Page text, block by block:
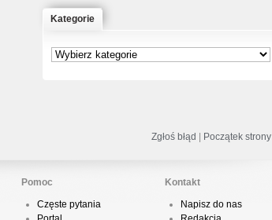
Prod. Chubeats, Scratch:…
KrisBo - Cienie
Kategorie
Zgłoś błąd | Początek strony
Pomoc
Częste pytania
Kontakt
Napisz do nas